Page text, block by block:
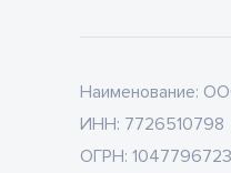
Наименование:
ИНН: 7726510798
ОГРН: